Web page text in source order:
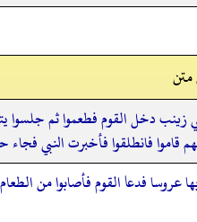
زينب دخل القوم فطعموا ثم جلسوا
قاموا فانطلقوا فأخبرت النبي
عروسا فدعا القوم فأصابوا من